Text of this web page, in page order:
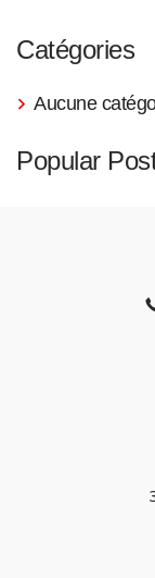
Catégories
Aucune
Popular